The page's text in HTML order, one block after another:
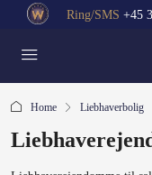
Ring/SMS +45
Home Liebhaverbolig